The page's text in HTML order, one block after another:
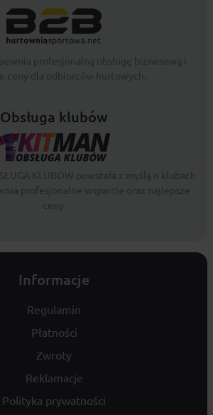
Obsługa klubów
Informacje
Regulamin
Płatności
Zwroty
Reklamacje
Polityka prywatności